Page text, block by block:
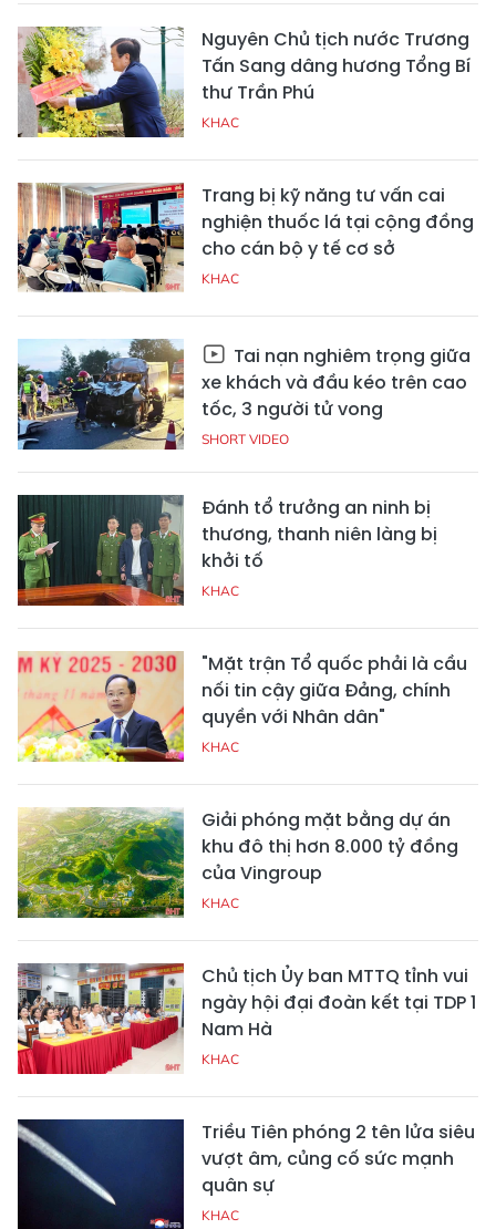
Nguyên Chủ tịch nước Trương
Tấn Sang dâng hương Tổng Bí
thư Trần Phú
KHAC
Trang bị kỹ năng tư vấn cai
nghiện thuốc lá tại cộng đồng
cho cán bộ y tế cơ sở
KHAC
Tai nạn nghiêm trọng giữa
xe khách và đầu kéo trên cao
tốc, 3 người tử vong
SHORT VIDEO
Đánh tổ trưởng an ninh bị
thương, thanh niên làng bị
khởi tố
KHAC
"Mặt trận Tổ quốc phải là cầu
nối tin cậy giữa Đảng, chính
quyền với Nhân dân"
KHAC
Giải phóng mặt bằng dự án
khu đô thị hơn 8.000 tỷ đồng
của Vingroup
KHAC
Chủ tịch Ủy ban MTTQ tỉnh vui
ngày hội đại đoàn kết tại TDP 1
Nam Hà
KHAC
Triều Tiên phóng 2 tên lửa siêu
vượt âm, củng cố sức mạnh
quân sự
KHAC